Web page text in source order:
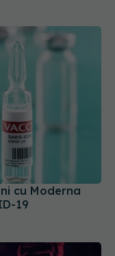
cu Moderna
19